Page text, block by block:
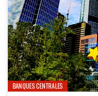
BANQUES CENTRALES